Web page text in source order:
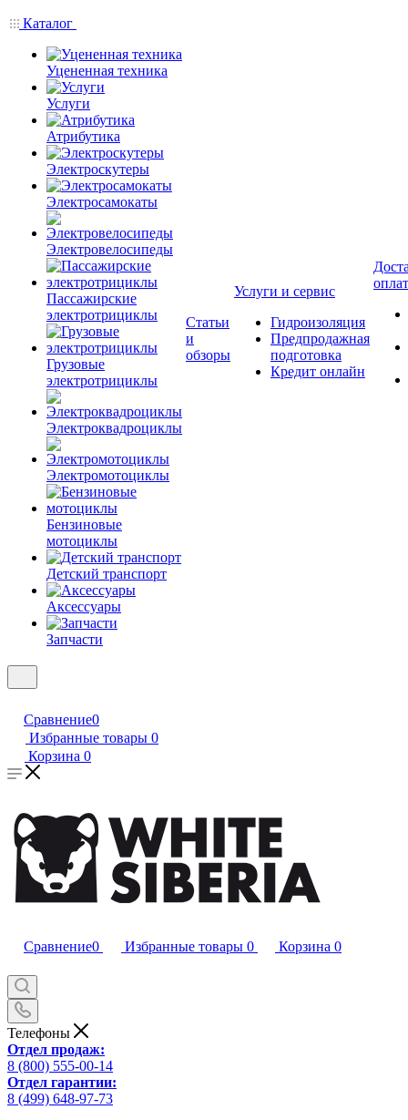
Каталог
Уцененная техника
Услуги
Атрибутика
Электроскутеры
Электросамокаты
Электровелосипеды
Пассажирские
электротрициклы
Грузовые
электротрициклы
Электроквадроциклы
Электромотоциклы
Бензиновые
мотоциклы
Детский транспорт
Аксессуары
Запчасти
Статьи
и
обзоры
Услуги и сервис
Гидроизоляция
Предпродажная
подготовка
Кредит онлайн
Сравнение0
Избранные товары 0
Корзина 0
Сравнение0 Избранные товары 0 Корзина 0
Телефоны
Отдел продаж:
8 (800) 555-00-14
Отдел гарантии:
8 (499) 648-97-73